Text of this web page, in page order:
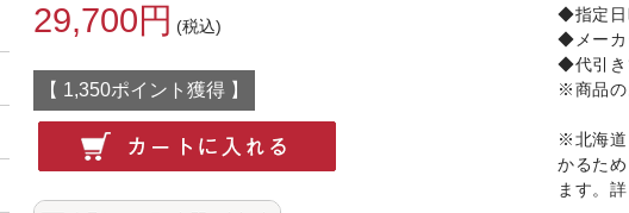
◆指定日
◆メーカ
◆代引き
※商品の
※北海道
かるた
ます。
29,700円 (税込)
【 1,350ポイント獲得 】